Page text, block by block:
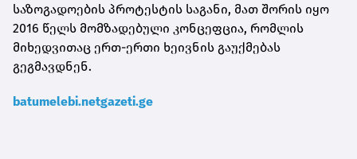
საზოგადოების პროტესტის საგანი, მათ შორის იყო
2016 წელს მომზადებული კონცეფცია, რომლის
მიხედვითაც ერთ-ერთი ხეივნის გაუქმებას
გეგმავდნენ.
batumelebi.netgazeti.ge